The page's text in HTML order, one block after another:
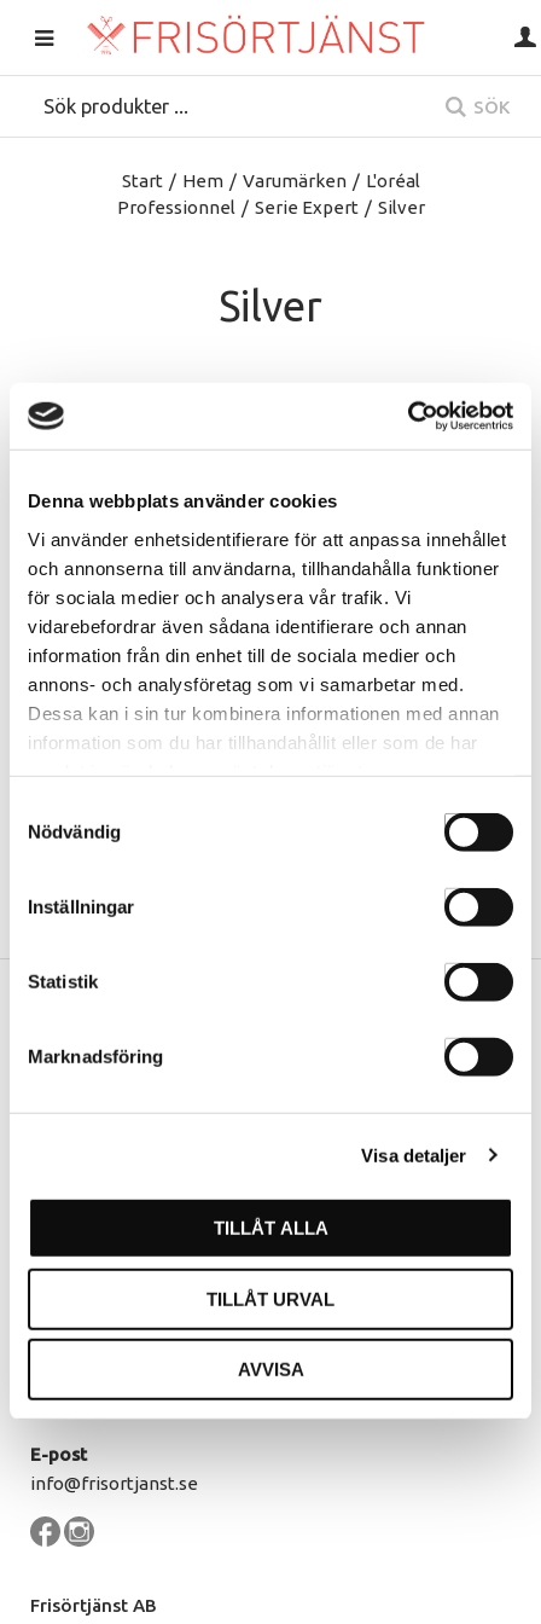
Denna webbplats använder cookies
Vi använder enhetsidentifierare för att anpassa innehållet
och annonserna till användarna, tillhandahålla funktioner
för sociala medier och analysera vår trafik. Vi
vidarebefordrar även sådana identifierare och annan
information från din enhet till de sociala medier och
annons- och analysföretag som vi samarbetar med.
Dessa kan i sin tur kombinera informationen med annan
information som du har tillhandahållit eller som de har
Nödvändig
Inställningar
Statistik
Marknadsföring
Visa detaljer
TILLÅT ALLA
TILLÅT URVAL
AVVISA
SÖK
Start / Hem / Varumärken / L'oréal
Professionnel / Serie Expert / Silver
Silver
L'oréal Silver Shampoo
1500ml
UDK02594
L'oréal Silver Shampoo
300ml
UDK02593
Kommendörsgatan 9
07.30 - 16.00
Fredag
07.30 - 14.30
12.00 - 13.00
E-post
info@frisortjanst.se
Frisörtjänst AB